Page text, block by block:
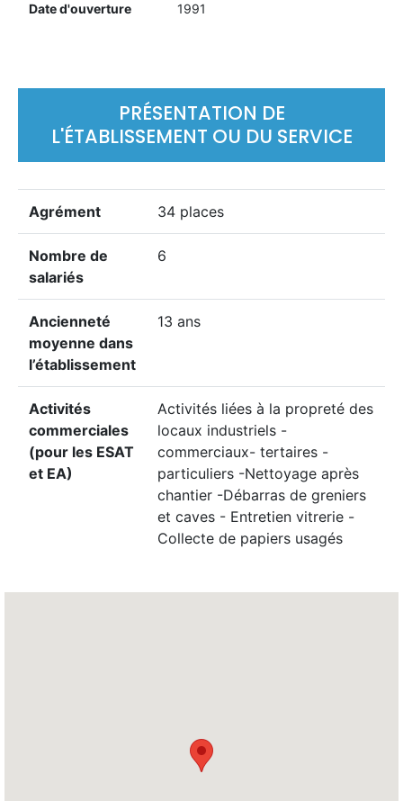
Date d'ouverture 1991
PRÉSENTATION DE
L'ÉTABLISSEMENT OU DU SERVICE
Agrément 34 places
Nombre de
salariés
6
Ancienneté
moyenne dans
l’établissement
13 ans
Activités
commerciales
(pour les ESAT
et EA)
Activités liées à la propreté des
locaux industriels -
commerciaux- tertaires -
particuliers -Nettoyage après
chantier -Débarras de greniers
et caves - Entretien vitrerie -
Collecte de papiers usagés